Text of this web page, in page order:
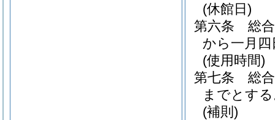
(休館日)
第六条
総
から一月
(使用時間)
第七条
総
までとす
(補則)